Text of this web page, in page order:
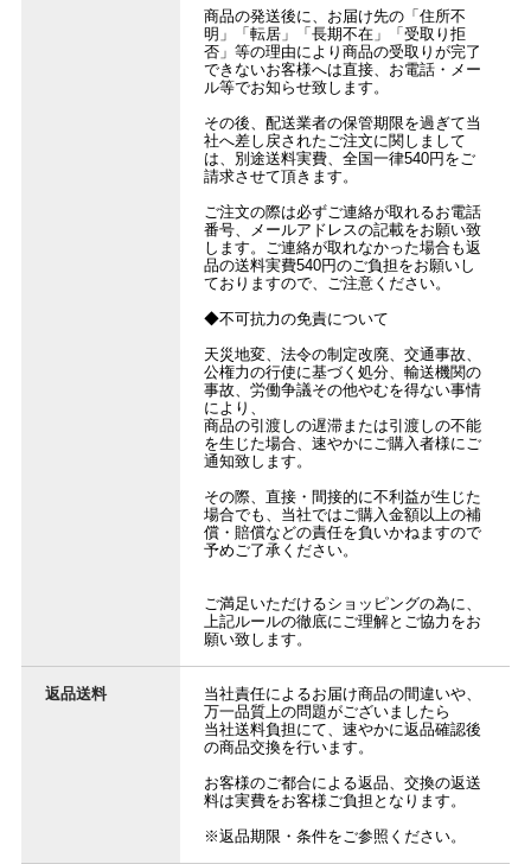
商品の発送後に、お届け先の「住所不
明」「転居」「長期不在」「受取り拒
否」等の理由により商品の受取りが完了
できないお客様へは直接、お電話・メー
ル等でお知らせ致します。
その後、配送業者の保管期限を過ぎて当
社へ差し戻されたご注文に関しまして
は、別途送料実費、全国一律540円をご
請求させて頂きます。
ご注文の際は必ずご連絡が取れるお電話
番号、メールアドレスの記載をお願い致
します。ご連絡が取れなかった場合も返
品の送料実費540円のご負担をお願いし
ておりますので、ご注意ください。
◆不可抗力の免責について
天災地変、法令の制定改廃、交通事故、
公権力の行使に基づく処分、輸送機関の
事故、労働争議その他やむを得ない事情
により、
商品の引渡しの遅滞または引渡しの不能
を生じた場合、速やかにご購入者様にご
通知致します。
その際、直接・間接的に不利益が生じた
場合でも、当社ではご購入金額以上の補
償・賠償などの責任を負いかねますので
予めご了承ください。
ご満足いただけるショッピングの為に、
上記ルールの徹底にご理解とご協力をお
願い致します。
返品送料
当社責任によるお届け商品の間違いや、
万一品質上の問題がございましたら
当社送料負担にて、速やかに返品確認後
の商品交換を行います。
お客様のご都合による返品、交換の返送
料は実費をお客様ご負担となります。
※返品期限・条件をご参照ください。